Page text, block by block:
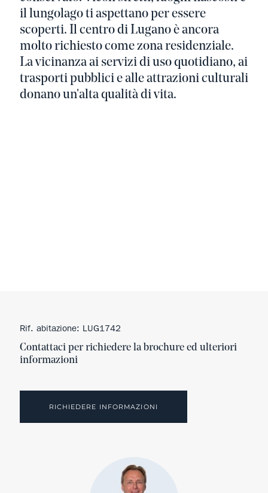
il lungolago ti aspettano per essere
scoperti. Il centro di Lugano è ancora
molto richiesto come zona residenziale.
La vicinanza ai servizi di uso quotidiano, ai
trasporti pubblici e alle attrazioni culturali
donano un'alta qualità di vita.
Rif. abitazione: LUG1742
Contattaci per richiedere la brochure ed ulteriori
informazioni
RICHIEDERE INFORMAZIONI